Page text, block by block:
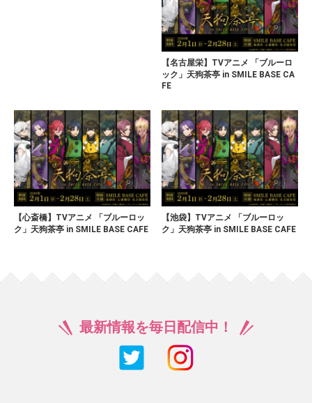
【名古屋栄】TVアニメ 「ブルーロ
ック」天狗茶亭 in SMILE BASE CA
FE
【心斎橋】TVアニメ 「ブルーロッ
ク」天狗茶亭 in SMILE BASE CAFE
【池袋】TVアニメ 「ブルーロッ
ク」天狗茶亭 in SMILE BASE CAFE
最新情報を毎日配信中！